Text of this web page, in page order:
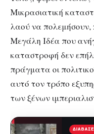
Μικρασιατική
λαού να πολεμήσουν,
Μεγάλη Ιδέα που
καταστροφή δεν
πράγματα οι
αυτό τον τρόπο
των ξένων
ΔΙΆΒΑΣΕ